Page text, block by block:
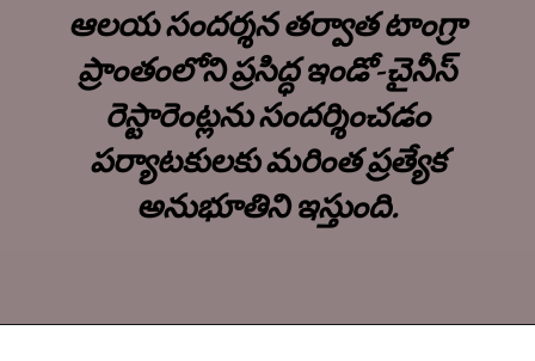
ఆలయ సందర్శన తర్వాత టాంగ్రా
ప్రాంతంలోని ప్రసిద్ధ ఇండో-చైనీస్
రెస్టారెంట్లను సందర్శించడం
పర్యాటకులకు మరింత ప్రత్యేక
అనుభూతిని ఇస్తుంది.